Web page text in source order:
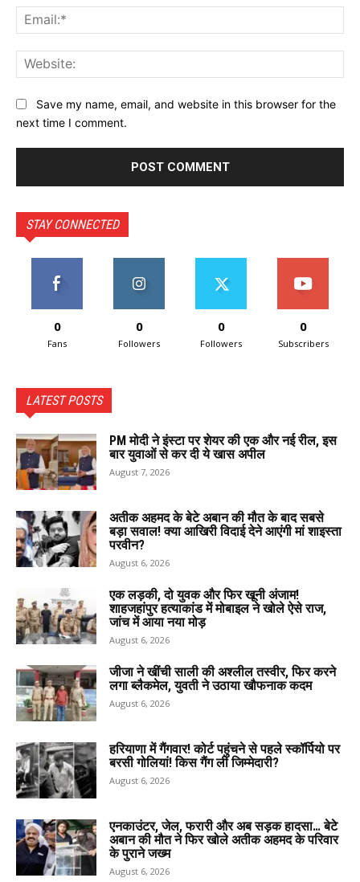
Save my name, email, and website in this browser for the
next time I comment.
STAY CONNECTED
0
Fans
0
Followers
0
Followers
0
Subscribers
LATEST POSTS
PM मोदी ने इंस्टा पर शेयर की एक और नई रील, इस
बार युवाओं से कर दी ये खास अपील
August 7, 2026
अतीक अहमद के बेटे अबान की मौत के बाद सबसे
बड़ा सवाल! क्या आखिरी विदाई देने आएंगी मां शाइस्ता
परवीन?
August 6, 2026
एक लड़की, दो युवक और फिर खूनी अंजाम!
शाहजहांपुर हत्याकांड में मोबाइल ने खोले ऐसे राज,
जांच में आया नया मोड़
August 6, 2026
जीजा ने खींची साली की अश्लील तस्वीर, फिर करने
लगा ब्लैकमेल, युवती ने उठाया खौफनाक कदम
August 6, 2026
हरियाणा में गैंगवार! कोर्ट पहुंचने से पहले स्कॉर्पियो पर
बरसी गोलियां! किस गैंग ली जिम्मेदारी?
August 6, 2026
एनकाउंटर, जेल, फरारी और अब सड़क हादसा… बेटे
अबान की मौत ने फिर खोले अतीक अहमद के परिवार
के पुराने जख्म
August 6, 2026